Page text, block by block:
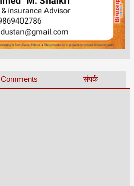
Comments संपर्क